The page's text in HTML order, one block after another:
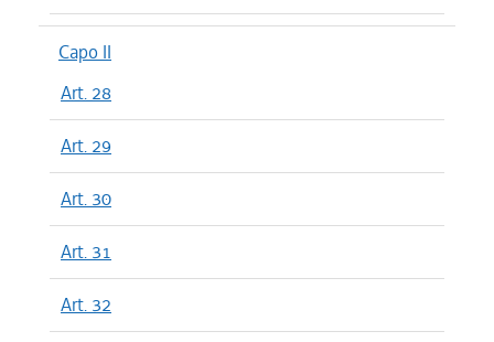
Capo II
Art. 28
Art. 29
Art. 30
Art. 31
Art. 32